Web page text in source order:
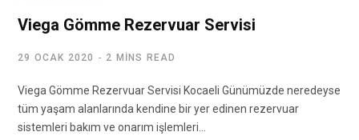
Viega Gömme Rezervuar Servisi
29 OCAK 2020 2 MINS READ
Viega Gömme Rezervuar Servisi Kocaeli Günümüzde neredeyse
tüm yaşam alanlarında kendine bir yer edinen rezervuar
sistemleri bakım ve onarım işlemleri…